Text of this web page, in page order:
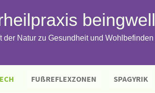
beingwell
der Natur zu Gesundheit und Wohlbefinden
FUßREFLEXZONEN SPAGYRIK